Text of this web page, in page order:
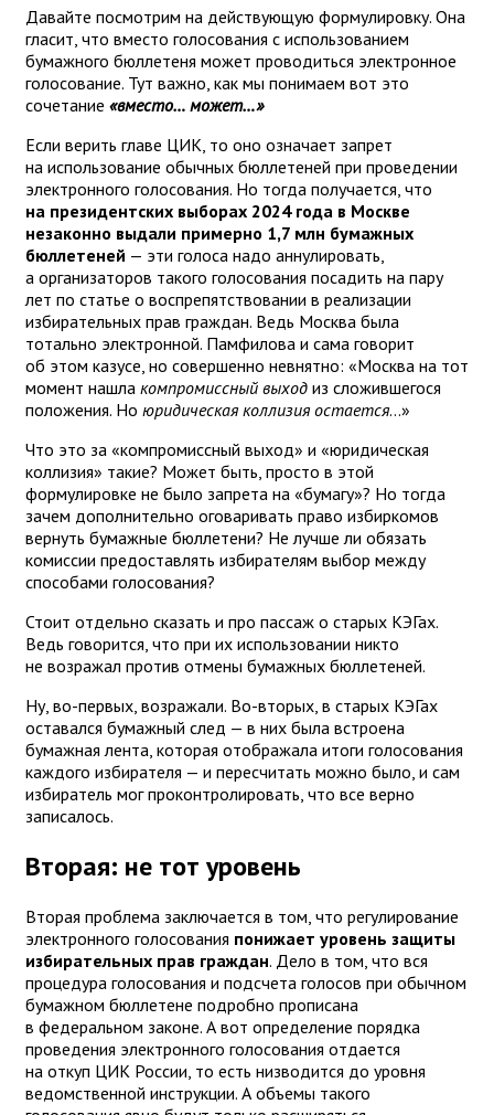
Давайте посмотрим на действующую формулировку. Она
гласит, что вместо голосования с использованием
бумажного бюллетеня может проводиться электронное
голосование. Тут важно, как мы понимаем вот это
сочетание «вместо… может…»
Если верить главе ЦИК, то оно означает запрет
на использование обычных бюллетеней при проведении
электронного голосования. Но тогда получается, что
на президентских выборах 2024 года в Москве
незаконно выдали примерно 1,7 млн бумажных
бюллетеней — эти голоса надо аннулировать,
а организаторов такого голосования посадить на пару
лет по статье о воспрепятствовании в реализации
избирательных прав граждан. Ведь Москва была
тотально электронной. Памфилова и сама говорит
об этом казусе, но совершенно невнятно: «Москва на тот
момент нашла компромиссный выход из сложившегося
положения. Но юридическая коллизия остается…»
Что это за «компромиссный выход» и «юридическая
коллизия» такие? Может быть, просто в этой
формулировке не было запрета на «бумагу»? Но тогда
зачем дополнительно оговаривать право избиркомов
вернуть бумажные бюллетени? Не лучше ли обязать
комиссии предоставлять избирателям выбор между
способами голосования?
Стоит отдельно сказать и про пассаж о старых КЭГах.
Ведь говорится, что при их использовании никто
не возражал против отмены бумажных бюллетеней.
Ну, во-первых, возражали. Во-вторых, в старых КЭГах
оставался бумажный след — в них была встроена
бумажная лента, которая отображала итоги голосования
каждого избирателя — и пересчитать можно было, и сам
избиратель мог проконтролировать, что все верно
записалось.
Вторая: не тот уровень
Вторая проблема заключается в том, что регулирование
электронного голосования понижает уровень защиты
избирательных прав граждан. Дело в том, что вся
процедура голосования и подсчета голосов при обычном
бумажном бюллетене подробно прописана
в федеральном законе. А вот определение порядка
проведения электронного голосования отдается
на откуп ЦИК России, то есть низводится до уровня
ведомственной инструкции. А объемы такого